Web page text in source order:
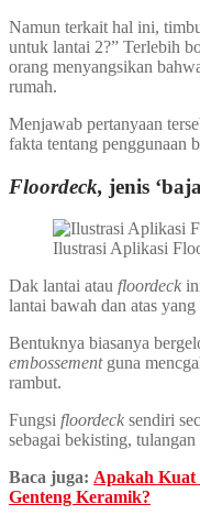
Namun terkait hal ini,
untuk lantai 2?” Terlebih
orang menyangsikan
rumah.
Menjawab pertanyaan
fakta tentang penggunaan
Floordeck, jenis
Ilustrasi Aplikasi
Dak lantai atau floordeck
lantai bawah dan atas
Bentuknya biasanya
embossement guna
rambut.
Fungsi floordeck sendiri
sebagai bekisting,
Baca juga: Apakah Kuat
Genteng Keramik?